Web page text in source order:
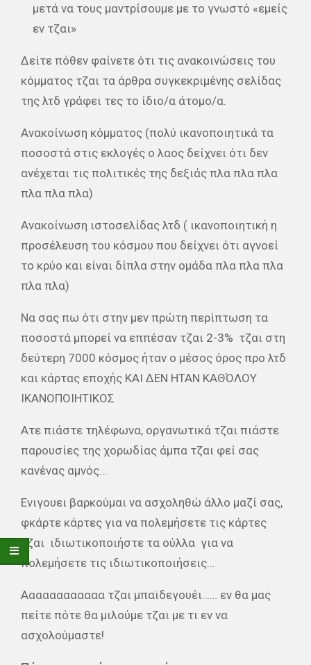
μετά να τους μαντρίσουμε με το γνωστό «εμείς
εν τζαι»
Δείτε πόθεν φαίνετε ότι τις ανακοινώσεις του
κόμματος τζαι τα άρθρα συγκεκριμένης σελίδας
της λτδ γράφει τες το ίδιο/α άτομο/α.
Ανακοίνωση κόμματος (πολύ ικανοποιητικά τα
ποσοστά στις εκλογές ο λαος δείχνει ότι δεν
ανέχεται τις πολιτικές της δεξιάς πλα πλα πλα
πλα πλα πλα)
Ανακοίνωση ιστοσελίδας λτδ ( ικανοποιητική η
προσέλευση του κόσμου που δείχνει ότι αγνοεί
το κρύο και είναι δίπλα στην ομάδα πλα πλα πλα
πλα πλα)
Να σας πω ότι στην μεν πρώτη περίπτωση τα
ποσοστά μπορεί να εππέσαν τζαι 2-3% τζαι στη
δεύτερη 7000 κόσμος ήταν ο μέσος όρος προ λτδ
και κάρτας εποχής ΚΑΙ ΔΕΝ ΗΤΑΝ ΚΑΘΌΛΟΥ
ΙΚΑΝΟΠΟΙΗΤΙΚΟΣ
Ατε πιάστε τηλέφωνα, οργανωτικά τζαι πιάστε
παρουσίες της χορωδίας άμπα τζαι φεί σας
κανένας αμνός…
Ενιγουει βαρκούμαι να ασχοληθώ άλλο μαζί σας,
φκάρτε κάρτες για να πολεμήσετε τις κάρτες
τζαι ιδιωτικοποιήστε τα ούλλα για να
πολεμήσετε τις ιδιωτικοποιήσεις…
Αααααααααααα τζαι μπαϊδεγουέι…… εν θα μας
πείτε πότε θα μιλούμε τζαι με τι εν να
ασχολούμαστε!